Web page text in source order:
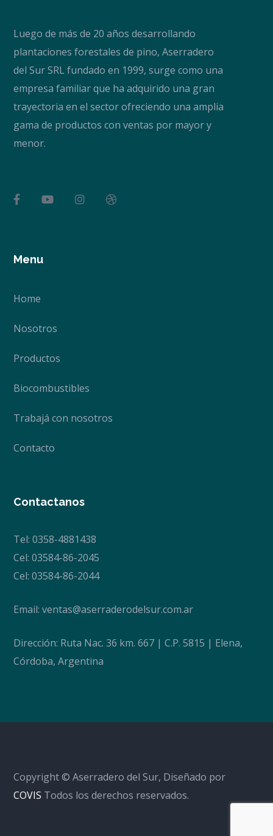
Luego de más de 20 años desarrollando
plantaciones forestales de pino, Aserradero
del Sur SRL fundado en 1999, surge como una
empresa familiar que ha adquirido una gran
trayectoria en el sector ofreciendo una amplia
gama de productos con ventas por mayor y
menor.
Menu
Home
Nosotros
Productos
Biocombustibles
Trabajá con nosotros
Contacto
Contactanos
Tel: 0358-4881438
Cel: 03584-86-2045
Cel: 03584-86-2044
Email:ventas@aserraderodelsur.com.ar
Dirección: Ruta Nac. 36 km. 667 | C.P. 5815 | Elena,
Córdoba, Argentina
Copyright © Aserradero del Sur, Diseñado por
COVIS Todos los derechos reservados.